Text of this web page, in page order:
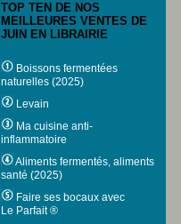
TOP TEN DE NOS
MEILLEURES VENTES DE
JUIN EN LIBRAIRIE
Boissons fermentées
naturelles (2025)
Levain
Ma cuisine anti-
inflammatoire
Aliments fermentés, aliments
santé (2025)
Faire ses bocaux avec
Le Parfait ®